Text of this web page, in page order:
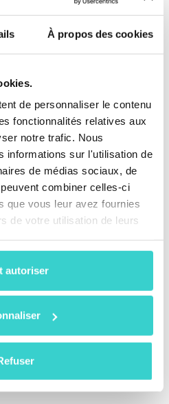
À propos des cookies
de personnaliser le contenu
fonctionnalités relatives aux
notre trafic. Nous
informations sur l'utilisation de
de médias sociaux, de
combiner celles-ci
que vous leur avez fournies
de votre utilisation de leurs
autoriser
l’Automatisation
régions sont
:
des appareils aux États-
certaine automatisation.
de 15 %.
suggère que l’Europe et
la plus forte entre
moins coûteux
“software-first”